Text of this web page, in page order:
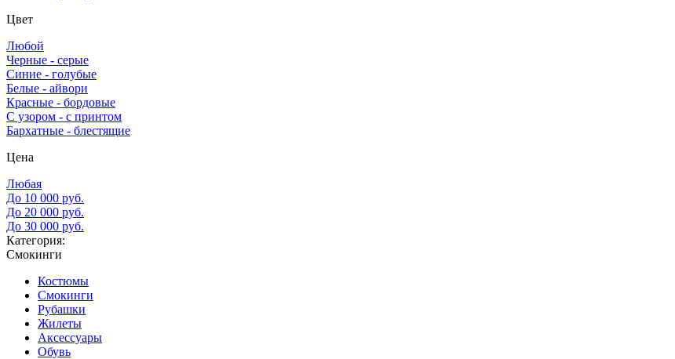
Цвет
Любой
Черные - серые
Синие - голубые
Белые - айвори
Красные - бордовые
С узором - с принтом
Бархатные - блестящие
Цена
Любая
До 10 000 руб.
До 20 000 руб.
До 30 000 руб.
Категория:
Смокинги
Костюмы
Смокинги
Рубашки
Жилеты
Аксессуары
Обувь